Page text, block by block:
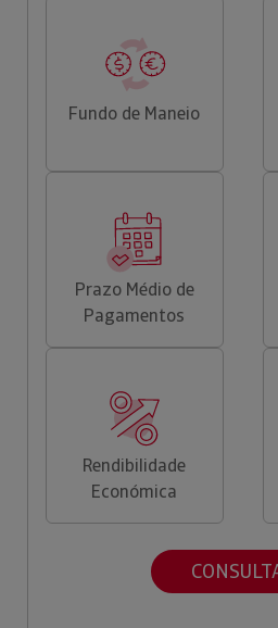
Fundo de Maneio
Prazo Médio de
Pagamentos
Rendibilidade
Económica